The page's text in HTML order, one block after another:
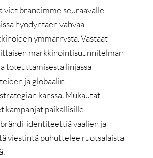
viet brändimme seuraavalle
hyödyntäen vahvaa
ymmärrystä. Vastaat
markkinointisuunnitelman
toteuttamisesta linjassa
ja globaalin
kanssa. Mukautat
kampanjat paikallisille
identiteettiä vaalien ja
viestintä puhuttelee ruotsalaista